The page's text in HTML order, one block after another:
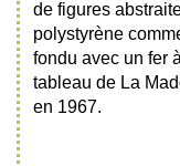
de figures
polystyrène
fondu avec un fer
tableau de La
en 1967.